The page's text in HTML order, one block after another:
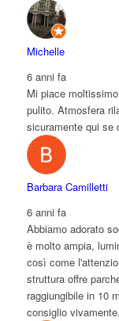
Michelle
6 anni fa
Mi piace
pulito. Atmosfera
sicuramente qui se
Barbara Camilletti
6 anni fa
Abbiamo adorato
è molto ampia,
così come
struttura offre
raggiungibile in 10
consiglio